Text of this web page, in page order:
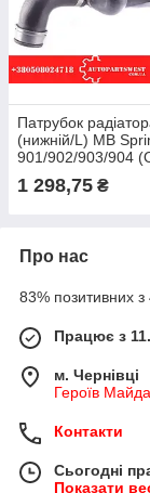
Патрубок
(нижній/L) MB
901/902/903/904
AUTOMOTIVE
1 298,75 ₴
Про нас
83% позитивних з
Працює з
м. Чернівці
Героїв
Контакти
Сьогодні
Показати